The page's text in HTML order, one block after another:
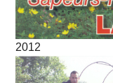
2012